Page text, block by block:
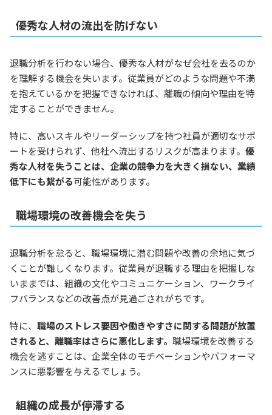
優秀な人材の流出を防げない
退職分析を行わない場合、優秀な人材がなぜ会社を去るのか
を理解する機会を失います。従業員がどのような問題や不満
を抱えているかを把握できなければ、離職の傾向や理由を特
定することができません。
特に、高いスキルやリーダーシップを持つ社員が適切なサポ
ートを受けられず、他社へ流出するリスクが高まります。 優
秀な人材を失うことは、企業の競争力を大きく損ない、業績
低下にも繋がる可能性があります。
職場環境の改善機会を失う
退職分析を怠ると、職場環境に潜む問題や改善の余地に気づ
くことが難しくなります。従業員が退職する理由を把握しな
いままでは、組織の文化やコミュニケーション、ワークライ
フバランスなどの改善点が見過ごされがちです。
特に、 職場のストレス要因や働きやすさに関する問題が放置
されると、離職率はさらに悪化します。 職場環境を改善する
機会を逃すことは、企業全体のモチベーションやパフォーマ
ンスに悪影響を与えるでしょう。
組織の成長が停滞する